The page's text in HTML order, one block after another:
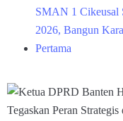
SMAN 1 Cikeusal
2026, Bangun
Pertama